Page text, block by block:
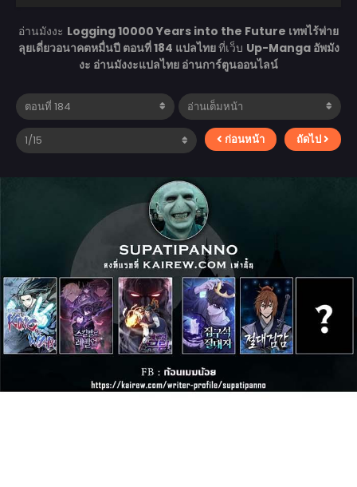
อ่านมังงะ Logging 10000 Years into the Future เทพไร้พ่าย
ลุยเดี่ยวอนาคตหมื่นปี ตอนที่ 184 แปลไทยที่เว็บ Up-Manga อัพมัง
งะ อ่านมังงะแปลไทย อ่านการ์ตูนออนไลน์
ก่อนหน้า ถัดไป